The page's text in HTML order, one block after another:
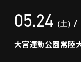
05.24 （土）
大宮運動公園常陸